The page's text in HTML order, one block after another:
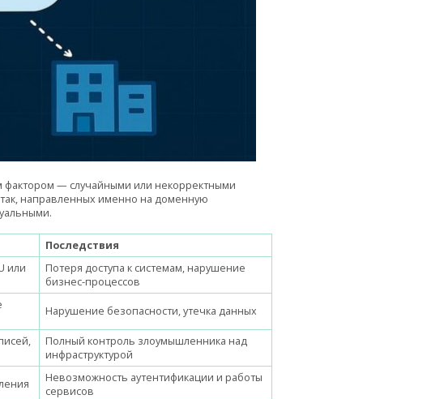
фактором — случайными или некорректными
направленных именно на доменную
Последствия
или
Потеря доступа к системам, нарушение
бизнес-процессов
Нарушение безопасности, утечка данных
Полный контроль злоумышленника над
инфраструктурой
Невозможность аутентификации и работы
сервисов